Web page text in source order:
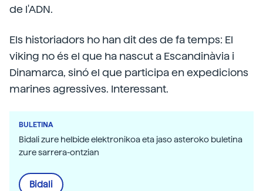
de l'ADN.
Els historiadors ho han dit des de fa temps: El
viking no és el que ha nascut a Escandinàvia i
Dinamarca, sinó el que participa en expedicions
marines agressives. Interessant.
BULETINA
Bidali zure helbide elektronikoa eta jaso asteroko buletina
zure sarrera-ontzian
Bidali